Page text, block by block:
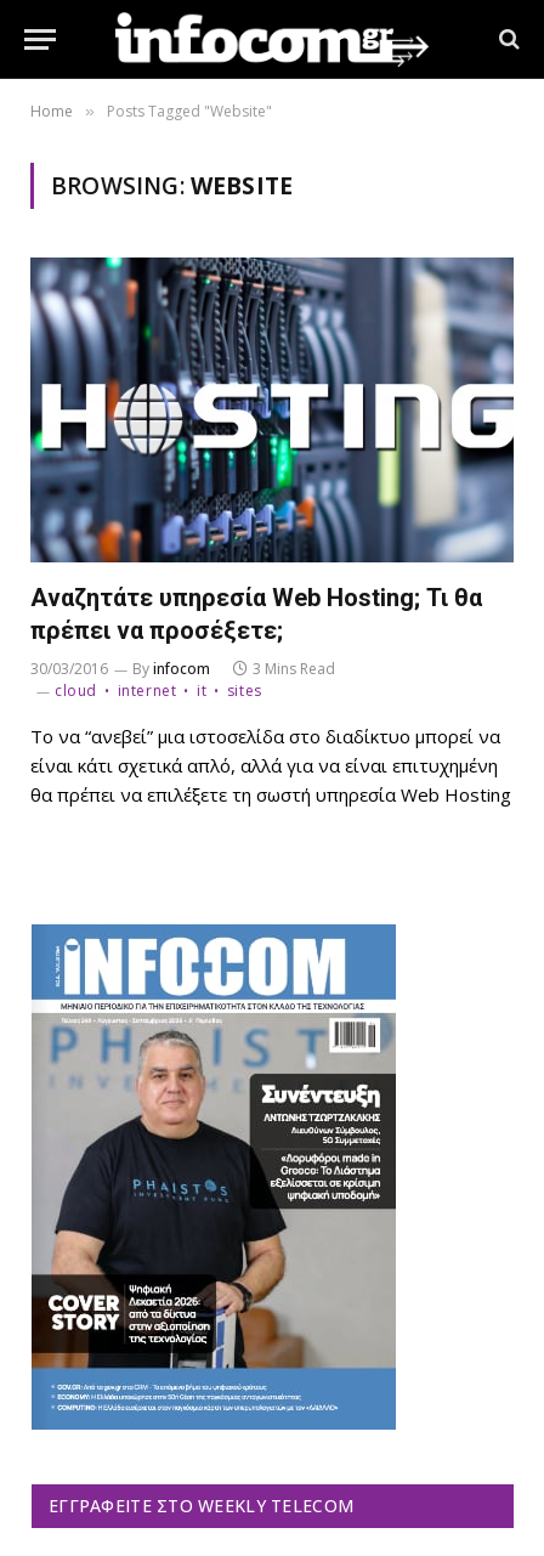
Home » Posts Tagged "Website"
BROWSING:WEBSITE
Αναζητάτε υπηρεσία Web Hosting; Τι θα
πρέπει να προσέξετε;
30/03/2016 Byinfocom
3 Mins Read
cloud
internet it sites
Το να “ανεβεί” μια ιστοσελίδα στο διαδίκτυο μπορεί να
είναι κάτι σχετικά απλό, αλλά για να είναι επιτυχημένη
θα πρέπει να επιλέξετε τη σωστή υπηρεσία Web Hosting
ΕΓΓΡΑΦΕΊΤΕ ΣΤΟ WEEKLY TELECOM